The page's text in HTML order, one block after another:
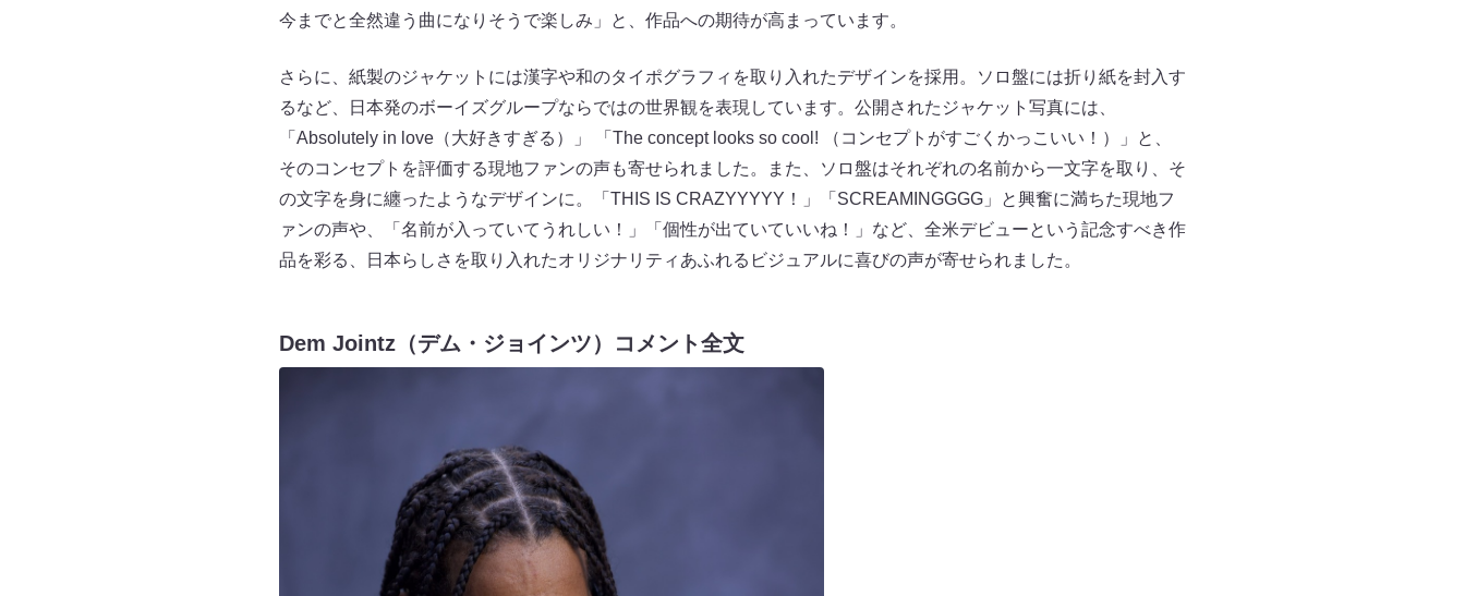
今までと全然違う曲になりそうで楽しみ」と、作品への期待が高まっています。
さらに、紙製のジャケットには漢字や和のタイポグラフィを取り入れたデザインを採用。ソロ盤には折り紙を封入す
るなど、日本発のボーイズグループならではの世界観を表現しています。公開されたジャケット写真には、
「Absolutely in love（大好きすぎる）」 「The concept looks so cool! （コンセプトがすごくかっこいい！）」と、
そのコンセプトを評価する現地ファンの声も寄せられました。また、ソロ盤はそれぞれの名前から一文字を取り、そ
の文字を身に纏ったようなデザインに。「THIS IS CRAZYYYYY！」「SCREAMINGGGG」と興奮に満ちた現地フ
ァンの声や、「名前が入っていてうれしい！」「個性が出ていていいね！」など、全米デビューという記念すべき作
品を彩る、日本らしさを取り入れたオリジナリティあふれるビジュアルに喜びの声が寄せられました。
Dem Jointz（デム・ジョインツ）コメント全⽂